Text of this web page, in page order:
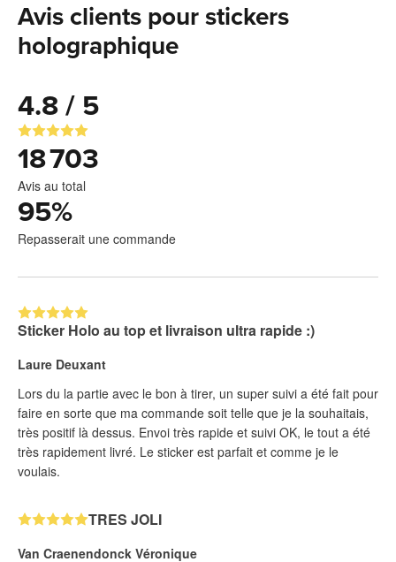
Avis clients pour stickers
holographique
4.8 / 5
18 703
Avis au total
95%
Repasserait une commande
Sticker Holo au top et livraison ultra rapide :)
Laure Deuxant
Lors du la partie avec le bon à tirer, un super suivi a été fait pour
faire en sorte que ma commande soit telle que je la souhaitais,
très positif là dessus. Envoi très rapide et suivi OK, le tout a été
très rapidement livré. Le sticker est parfait et comme je le
voulais.
TRES JOLI
Van Craenendonck Véronique